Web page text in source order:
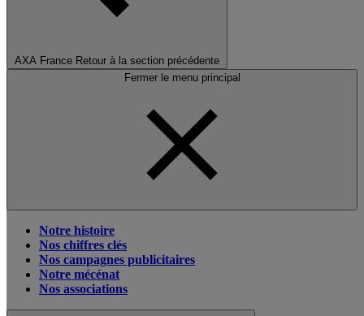
AXA France Retour à la section précédente
Fermer le menu principal
Notre histoire
Nos chiffres clés
Nos campagnes publicitaires
Notre mécénat
Nos associations